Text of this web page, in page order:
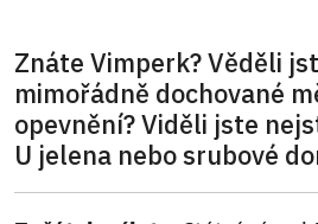
Znáte Vimperk? Věděli
mimořádně dochované
opevnění? Viděli jste
U jelena nebo srubové